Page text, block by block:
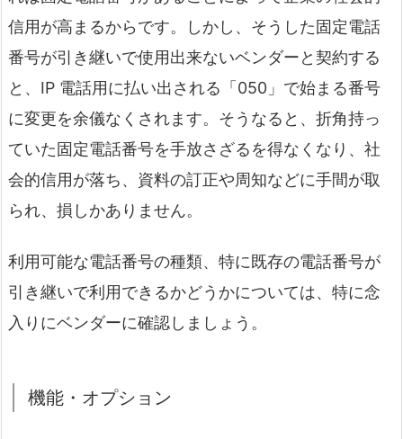
信用が高まるからです。しかし、そうした固定電話
番号が引き継いで使用出来ないベンダーと契約する
と、IP 電話用に払い出される「050」で始まる番号
に変更を余儀なくされます。そうなると、折角持っ
ていた固定電話番号を手放さざるを得なくなり、社
会的信用が落ち、資料の訂正や周知などに手間が取
られ、損しかありません。
利用可能な電話番号の種類、特に既存の電話番号が
引き継いで利用できるかどうかについては、特に念
入りにベンダーに確認しましょう。
機能・オプション